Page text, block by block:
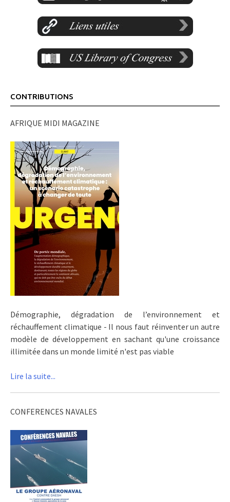
CONTRIBUTIONS
AFRIQUE MIDI MAGAZINE
Démographie, dégradation de l’environnement et
réchauffement climatique - Il nous faut réinventer un autre
modèle de développement en sachant qu'une croissance
illimitée dans un monde limité n'est pas viable
Lire la suite...
CONFERENCES NAVALES